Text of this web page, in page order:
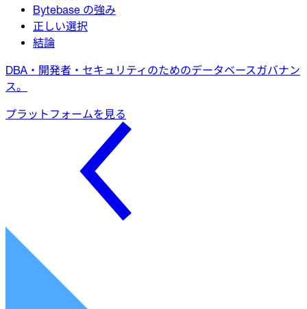
Bytebase の強み
正しい選択
結論
DBA・開発者・セキュリティのためのデータベースガバナン
ス。
プラットフォームを見る